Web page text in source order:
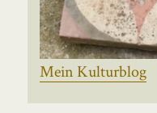
Mein Kulturblog